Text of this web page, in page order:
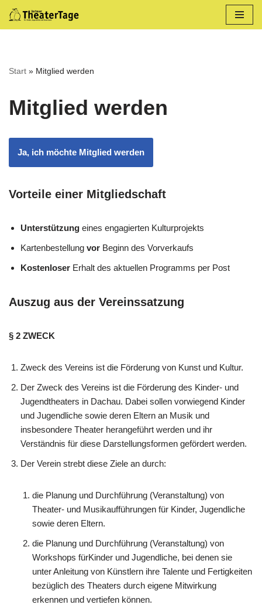
Zum
Start » Mitglied werden
Mitglied werden
Ja, ich möchte Mitglied werden
Vorteile einer Mitgliedschaft
Unterstützung eines engagierten Kulturprojekts
Kartenbestellung vor Beginn des Vorverkaufs
Kostenloser Erhalt des aktuellen Programms per Post
Auszug aus der Vereinssatzung
§ 2 ZWECK
Zweck des Vereins ist die Förderung von Kunst und Kultur.
Der Zweck des Vereins ist die Förderung des Kinder- und
Jugendtheaters in Dachau. Dabei sollen vorwiegend Kinder
und Jugendliche sowie deren Eltern an Musik und
insbesondere Theater herangeführt werden und ihr
Verständnis für diese Darstellungsformen gefördert werden.
Der Verein strebt diese Ziele an durch:
die Planung und Durchführung (Veranstaltung) von
Theater- und Musikaufführungen für Kinder, Jugendliche
sowie deren Eltern.
die Planung und Durchführung (Veranstaltung) von
Workshops fürKinder und Jugendliche, bei denen sie
unter Anleitung von Künstlern ihre Talente und Fertigkeiten
bezüglich des Theaters durch eigene Mitwirkung
erkennen und vertiefen können.